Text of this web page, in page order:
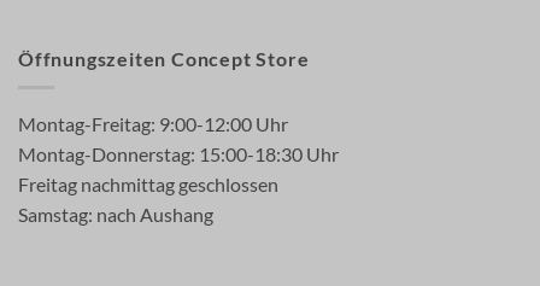
Öffnungszeiten Concept Store
Montag-Freitag: 9:00-12:00 Uhr
Montag-Donnerstag: 15:00-18:30 Uhr
Freitag nachmittag geschlossen
Samstag: nach Aushang